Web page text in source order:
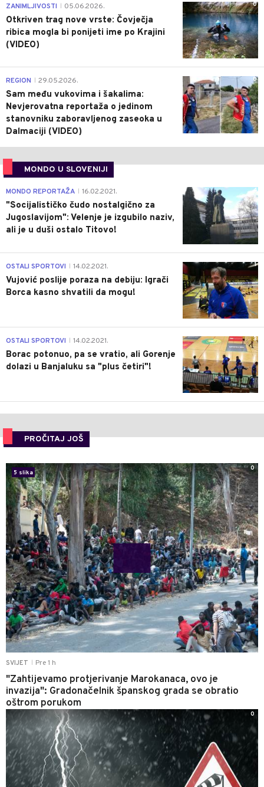
0
ZANIMLJIVOSTI 05.06.2026.
Otkriven trag nove vrste: Čovječja
ribica mogla bi ponijeti ime po Krajini
(VIDEO)
0
REGION 29.05.2026.
Sam među vukovima i šakalima:
Nevjerovatna reportaža o jedinom
stanovniku zaboravljenog zaseoka u
Dalmaciji (VIDEO)
MONDO U SLOVENIJI
4
MONDO REPORTAŽA 16.02.2021.
"Socijalističko čudo nostalgično za
Jugoslavijom": Velenje je izgubilo naziv,
ali je u duši ostalo Titovo!
1
OSTALI SPORTOVI 14.02.2021.
Vujović poslije poraza na debiju: Igrači
Borca kasno shvatili da mogu!
3
OSTALI SPORTOVI 14.02.2021.
Borac potonuo, pa se vratio, ali Gorenje
dolazi u Banjaluku sa "plus četiri"!
PROČITAJ JOŠ
SVIJET Pre 1 h
"Zahtijevamo protjerivanje Marokanaca, ovo je
invazija": Gradonačelnik španskog grada se obratio
oštrom porukom
5 slika
0
0